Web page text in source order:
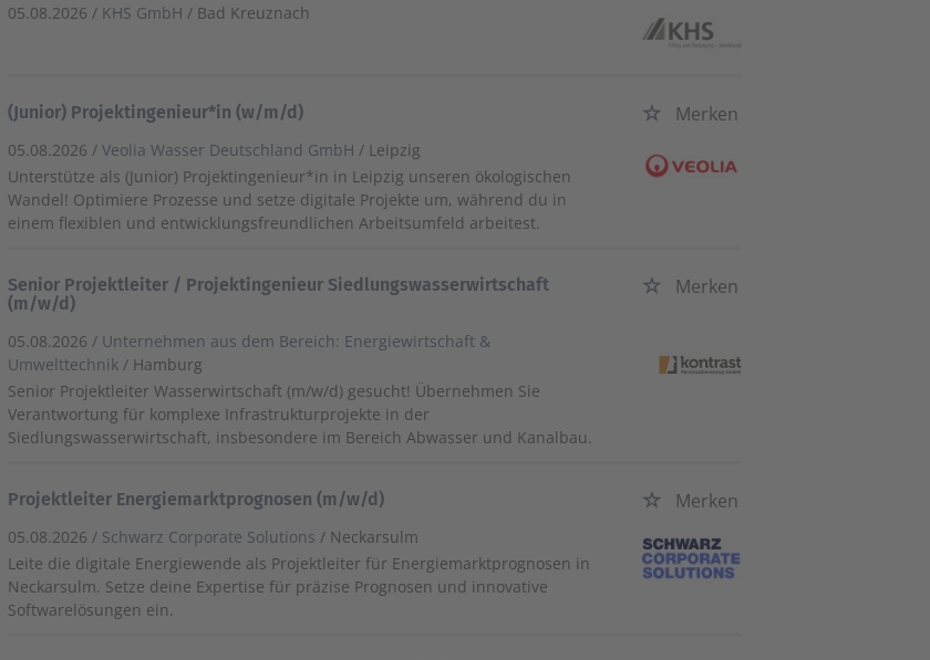
05.08.2026 / KHS GmbH / Bad Kreuznach
(Junior) Projektingenieur*in (w/m/d) Merken
05.08.2026 /Veolia Wasser Deutschland GmbH / Leipzig
Unterstütze als (Junior) Projektingenieur*in in Leipzig unseren ökologischen
Wandel! Optimiere Prozesse und setze digitale Projekte um, während du in
einem flexiblen und entwicklungsfreundlichen Arbeitsumfeld arbeitest.
Senior Projektleiter / Projektingenieur Siedlungswasserwirtschaft
(m/w/d)
Merken
05.08.2026 / Unternehmen aus dem Bereich: Energiewirtschaft &
Umwelttechnik / Hamburg
Senior Projektleiter Wasserwirtschaft (m/w/d) gesucht! Übernehmen Sie
Verantwortung für komplexe Infrastrukturprojekte in der
Siedlungswasserwirtschaft, insbesondere im Bereich Abwasser und Kanalbau.
Projektleiter Energiemarktprognosen (m/w/d) Merken
05.08.2026 / Schwarz Corporate Solutions / Neckarsulm
Leite die digitale Energiewende als Projektleiter für Energiemarktprognosen in
Neckarsulm. Setze deine Expertise für präzise Prognosen und innovative
Softwarelösungen ein.